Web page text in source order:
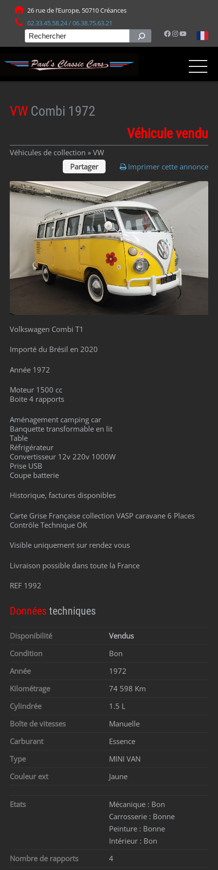
26 rue de l’Europe, 50710 Créances
02.33.45.58.24 / 06.38.75.63.21
Facebook
Instagram
YouTube
Rechercher
VW Combi 1972
Véhicule vendu
Véhicules de collection » VW
Partager
Imprimer cette annonce
Volkswagen Combi T1
Importé du Brésil en 2020
Année 1972
Moteur 1500 cc
Boite 4 rapports
Aménagement camping car
Banquette transformable en lit
Table
Réfrigérateur
Convertisseur 12v 220v 1000W
Prise USB
Coupe batterie
Historique, factures disponibles
Carte Grise Française collection VASP caravane 6 Places
Contrôle Technique OK
Visible uniquement sur rendez vous
Livraison possible dans toute la France
REF 1992
Données techniques
Disponibilité
Vendus
Condition
Bon
Année
1972
Kilométrage
74 598 Km
Cylindrée
1.5 L
Boîte de vitesses
Manuelle
Carburant
Essence
Type
MINI VAN
Couleur ext
Jaune
Etats Mécanique : Bon
Carrosserie : Bonne
Peinture : Bonne
Intérieur : Bon
Nombre de rapports
4
Panneau de gestion des cookies